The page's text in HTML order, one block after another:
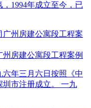
1994年成立至今，已
房建公寓段工程案例
年三月六日按照《中
市注册成立。 一九